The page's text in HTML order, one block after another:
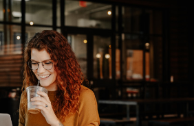
(SPA) აწყობას.
მთავარი აქცენტი
ის მთავარი
შესწავლაზე. დიდი
ის და RxJS-ის
და ჩვენებას თუ
ტიპიზაცია (TS) და
(RxJS)